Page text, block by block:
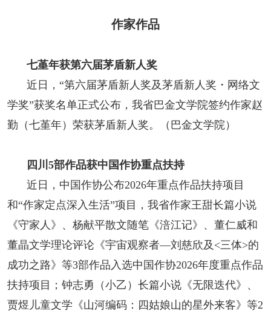
作家作品
七堇年获第六届茅盾新人奖
近日，“第六届茅盾新人奖及茅盾新人奖・网络文
学奖”获奖名单正式公布，我省巴金文学院签约作家赵
勤（七堇年）荣获茅盾新人奖。（巴金文学院）
四川5部作品获中国作协重点扶持
近日，中国作协公布2026年重点作品扶持项目
和“作家定点深入生活”项目，我省作家王甜长篇小说
《守家人》、杨献平散文随笔《涪江记》、董仁威和
董晶文学理论评论《宇宙观察者—刘慈欣及<三体>的
成功之路》等3部作品入选中国作协2026年度重点作品
扶持项目；钟志勇（小乙）长篇小说《无限迭代》、
贾煜儿童文学《山河编码：四姑娘山的星外来客》等2